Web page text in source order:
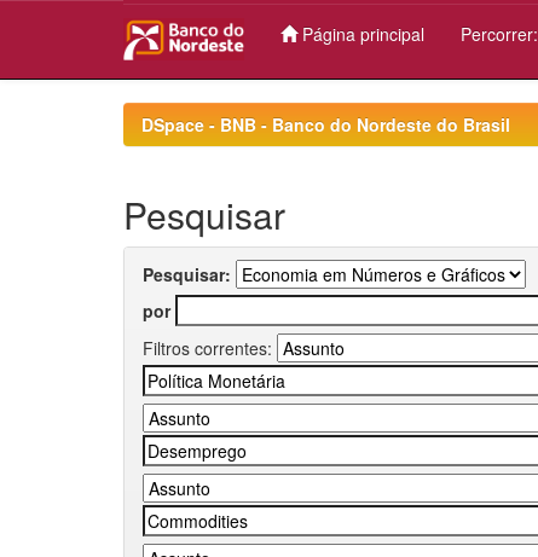
Página principal Percorrer:
DSpace - BNB - Banco do Nordeste do Brasil
Pesquisar
Pesquisar:
por
Filtros correntes: